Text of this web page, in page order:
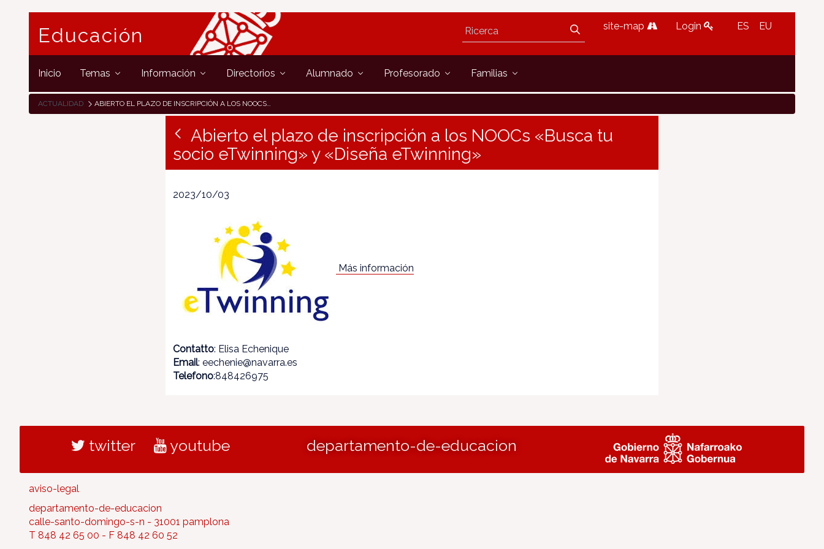
Educación site-map Login ES EU
Inicio Temas Información Directorios Alumnado Profesorado Familias
ACTUALIDAD ABIERTO EL PLAZO DE INSCRIPCIÓN A LOS NOOCS «BUSCA TU SOCIO ETWINNING» Y «DISEÑA ETWINNING»
Abierto el plazo de inscripción a los NOOCs «Busca tu
socio eTwinning» y «Diseña eTwinning»
2023/10/03
Más información
Contatto: Elisa Echenique
Email: eechenie@navarra.es
Telefono:848426975
twitter youtube departamento-de-educacion
aviso-legal
departamento-de-educacion
calle-santo-domingo-s-n - 31001 pamplona
T 848 42 65 00 - F 848 42 60 52